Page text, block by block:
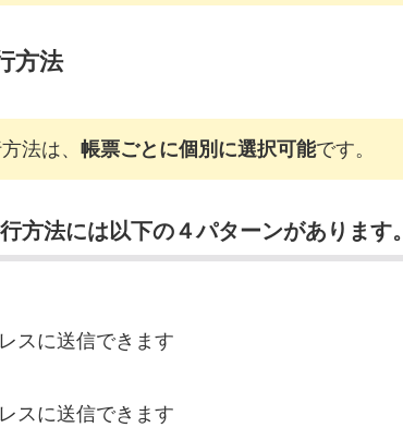
方法
法は、 帳票ごとに個別に選択可能です。
方法には以下の４パターンがあります。
スに送信できます
スに送信できます